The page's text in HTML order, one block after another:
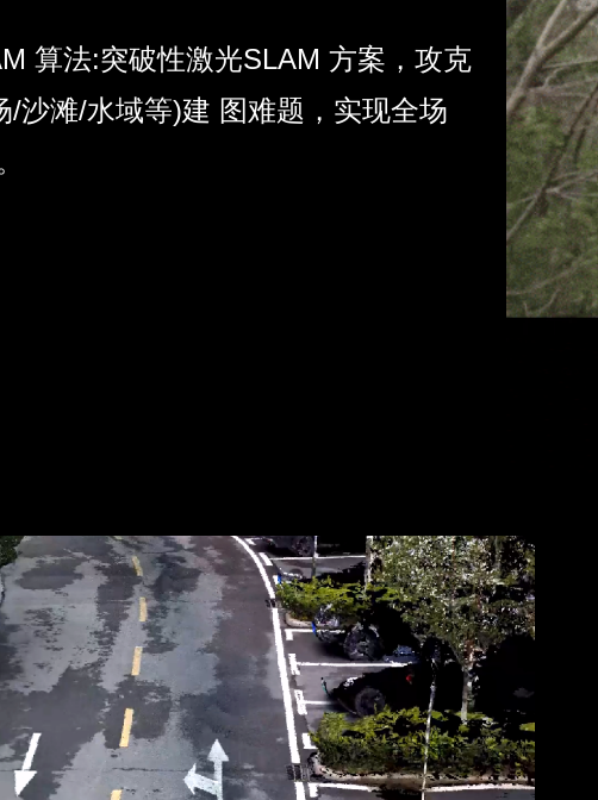
算法:突破性激光SLAM 方案，攻克
滩/水域等)建 图难题，实现全场